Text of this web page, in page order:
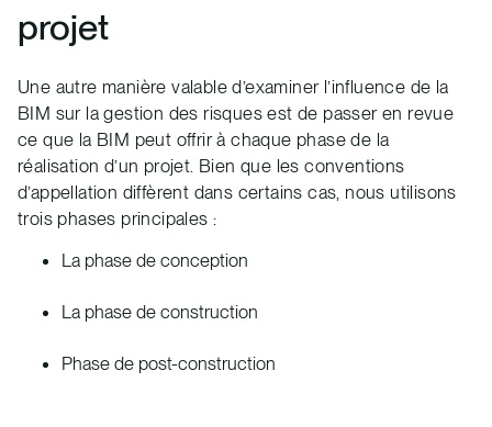
projet
Une autre manière valable d’examiner l’influence de la
BIM sur la gestion des risques est de passer en revue
ce que la BIM peut offrir à chaque phase de la
réalisation d’un projet. Bien que les conventions
d’appellation diffèrent dans certains cas, nous utilisons
trois phases principales :
La phase de conception
La phase de construction
Phase de post-construction